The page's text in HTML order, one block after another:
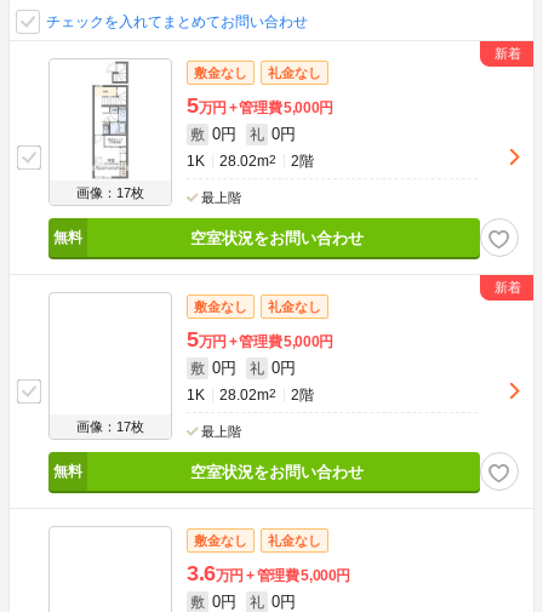
チェックを入れてまとめてお問い合わせ
画像：17枚
敷金なし 礼金なし
5万円 管理費5,000円
敷 0円 礼 0円
1K 28.02m2 2階
最上階
空室状況をお問い合わせ
画像：17枚
敷金なし 礼金なし
5万円 管理費5,000円
敷 0円 礼 0円
1K 28.02m2 2階
最上階
空室状況をお問い合わせ
敷金なし 礼金なし
3.6万円 管理費5,000円
敷 0円 礼 0円